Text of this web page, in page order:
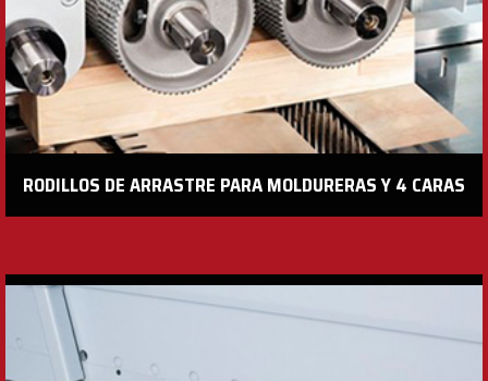
RODILLOS DE ARRASTRE PARA MOLDURERAS Y 4 CARAS